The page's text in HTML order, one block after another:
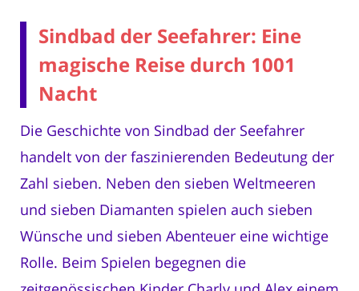
Sindbad der Seefahrer: Eine
magische Reise durch 1001
Nacht
Die Geschichte von Sindbad der Seefahrer
handelt von der faszinierenden Bedeutung der
Zahl sieben. Neben den sieben Weltmeeren
und sieben Diamanten spielen auch sieben
Wünsche und sieben Abenteuer eine wichtige
Rolle. Beim Spielen begegnen die